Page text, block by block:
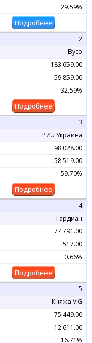
29.59%
Подробнее
2
Вусо
183 659.00
59 859.00
32.59%
Подробнее
3
PZU Украина
98 028.00
58 519.00
59.70%
Подробнее
4
Гардиан
77 791.00
517.00
0.66%
Подробнее
5
Княжа VIG
75 449.00
12 611.00
16.71%